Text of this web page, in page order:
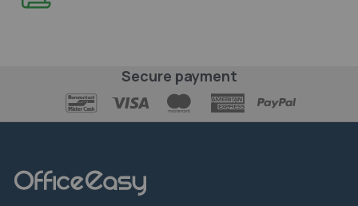
Secure payment